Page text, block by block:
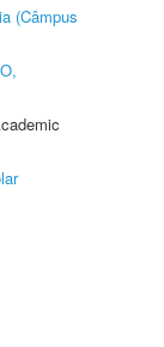
(Câmpus